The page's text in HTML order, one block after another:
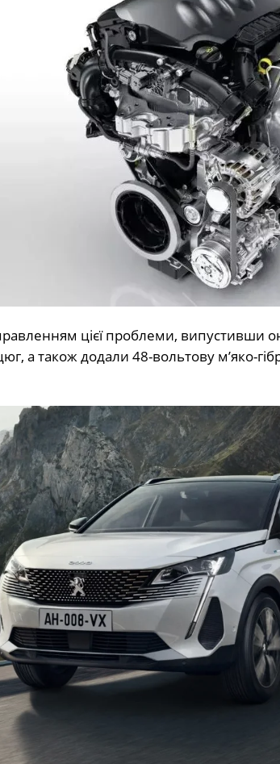
цієї проблеми, випустивши
а також додали 48-вольтову м’яко-